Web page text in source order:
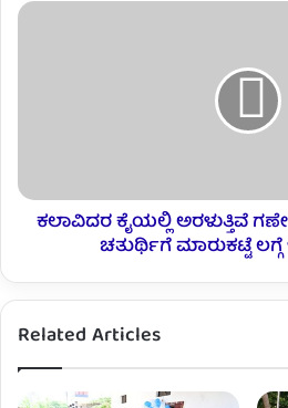
ಕಲಾವಿದರ ಕೈಯಲ್ಲಿ ಅರಳುತ್ತಿವೆ
ಚತುರ್ಥಿಗೆ ಮಾರುಕಟ್ಟೆ
Related Articles